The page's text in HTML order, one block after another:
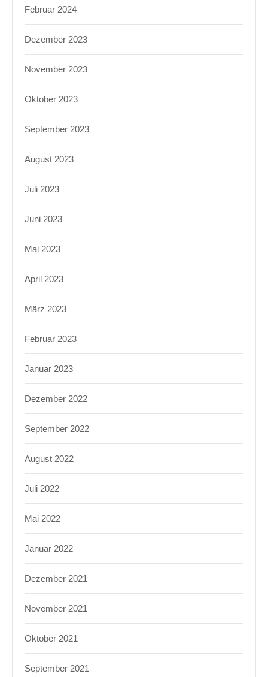
Februar 2024
Dezember 2023
November 2023
Oktober 2023
September 2023
August 2023
Juli 2023
Juni 2023
Mai 2023
April 2023
März 2023
Februar 2023
Januar 2023
Dezember 2022
September 2022
August 2022
Juli 2022
Mai 2022
Januar 2022
Dezember 2021
November 2021
Oktober 2021
September 2021